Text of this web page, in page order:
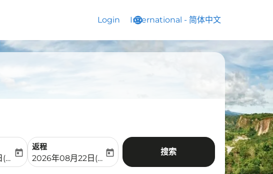
Login language
International - 简体中文
keyboard_arrow_down
date-aria-label
周六)
today
返程
fc-booking-return-date-aria-label
2026年08月22日(周六)
today 搜索